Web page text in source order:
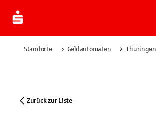
Standorte Geldautomaten Thüringen
Zurück zur Liste